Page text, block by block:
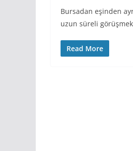
Bursadan eşinden
uzun süreli
Read More